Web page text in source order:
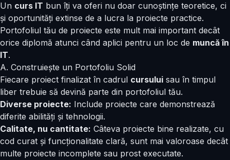
Un curs IT bun îți va oferi nu doar cunoștințe teoretice, ci
și oportunități extinse de a lucra la proiecte practice.
Portofoliul tău de proiecte este mult mai important decât
orice diplomă atunci când aplici pentru un loc de muncă în
IT.
A. Construiește un Portofoliu Solid
Fiecare proiect finalizat în cadrul cursului sau în timpul
liber trebuie să devină parte din portofoliul tău.
Diverse proiecte: Include proiecte care demonstrează
diferite abilități și tehnologii.
Calitate, nu cantitate: Câteva proiecte bine realizate, cu
cod curat și funcționalitate clară, sunt mai valoroase decât
multe proiecte incomplete sau prost executate.